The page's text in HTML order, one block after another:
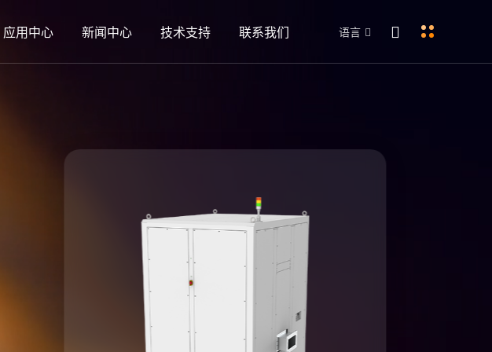
应用中心 新闻中心 技术支持 联系我们 语言